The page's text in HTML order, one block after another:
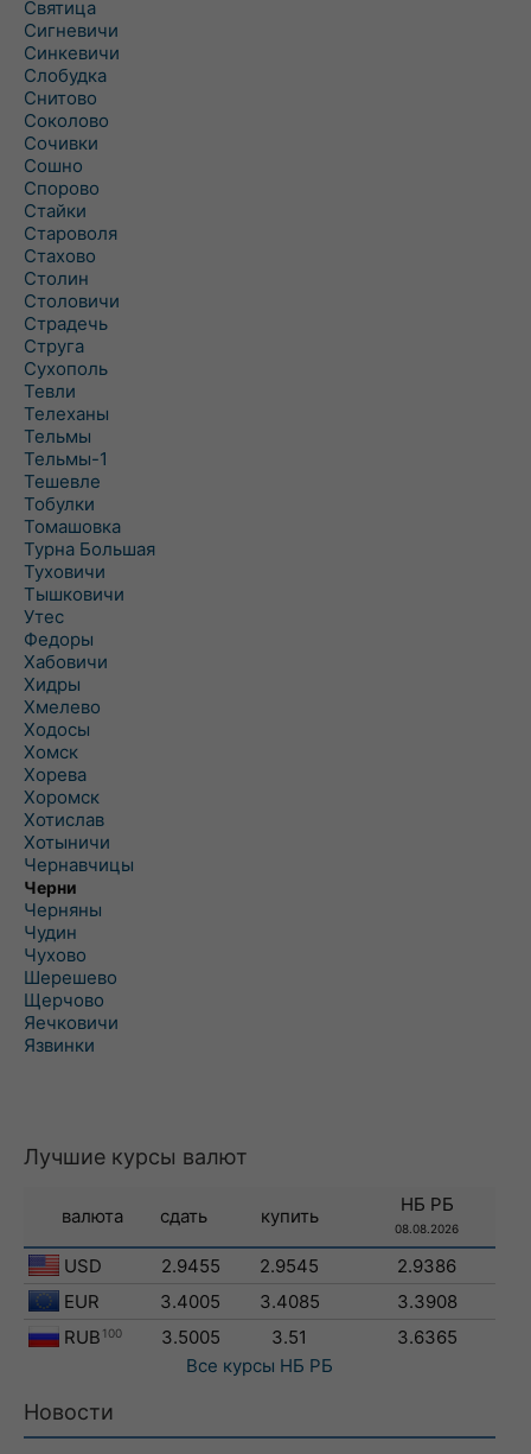
Святица
Сигневичи
Синкевичи
Слобудка
Снитово
Соколово
Сочивки
Сошно
Спорово
Стайки
Староволя
Стахово
Столин
Столовичи
Страдечь
Струга
Сухополь
Тевли
Телеханы
Тельмы
Тельмы-1
Тешевле
Тобулки
Томашовка
Турна Большая
Туховичи
Тышковичи
Утес
Федоры
Хабовичи
Хидры
Хмелево
Ходосы
Хомск
Хорева
Хоромск
Хотислав
Хотыничи
Чернавчицы
Черни
Черняны
Чудин
Чухово
Шерешево
Щерчово
Яечковичи
Язвинки
Лучшие курсы валют
валюта сдать купить
НБ РБ
08.08.2026
USD 2.9455 2.9545
2.9386
EUR
3.4005 3.4085
3.3908
RUB 100 3.5005 3.51
3.6365
Все курсы НБ РБ
Новости